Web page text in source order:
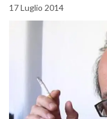
17 Luglio 2014